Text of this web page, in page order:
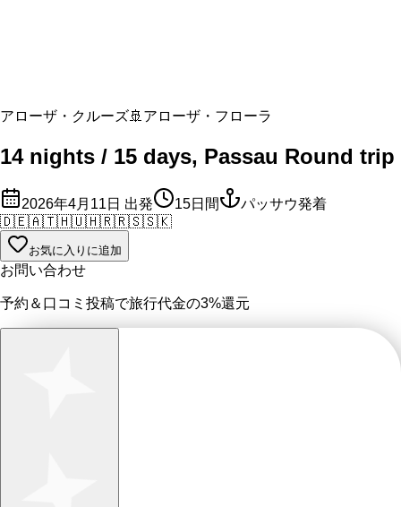
アローザ・クルーズ🚢 アローザ・フローラ
14 nights / 15 days, Passau Round trip
2026年4月11日 出発 15日間
パッサウ発着
🇩🇪🇦🇹🇭🇺🇭🇷🇷🇸🇸🇰
お気に入りに追加
お問い合わせ
予約＆口コミ投稿で旅行代金の3%還元